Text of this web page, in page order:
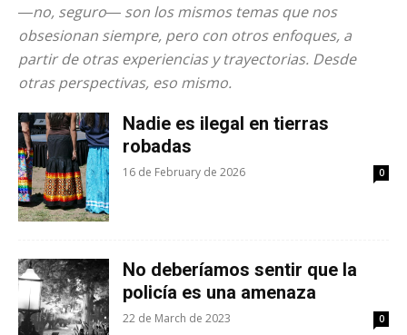
―no, seguro― son los mismos temas que nos
obsesionan siempre, pero con otros enfoques, a
partir de otras experiencias y trayectorias. Desde
otras perspectivas, eso mismo.
Nadie es ilegal en tierras
robadas
16 de February de 2026 0
No deberíamos sentir que la
policía es una amenaza
22 de March de 2023 0